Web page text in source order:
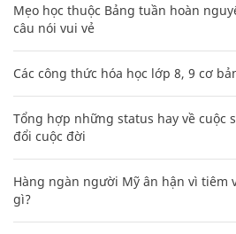
Mẹo học thuộc Bảng tuần hoàn
câu nói vui vẻ
Các công thức hóa học lớp 8, 9 cơ
Tổng hợp những status hay về cuộc
đổi cuộc đời
Hàng ngàn người Mỹ ân hận vì tiêm
gì?